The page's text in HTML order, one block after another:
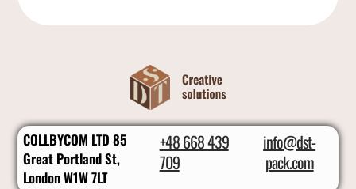
COLLBYCOM LTD 85
Great Portland St,
London W1W 7LT
+48 668 439
709
info@dst-
pack.com